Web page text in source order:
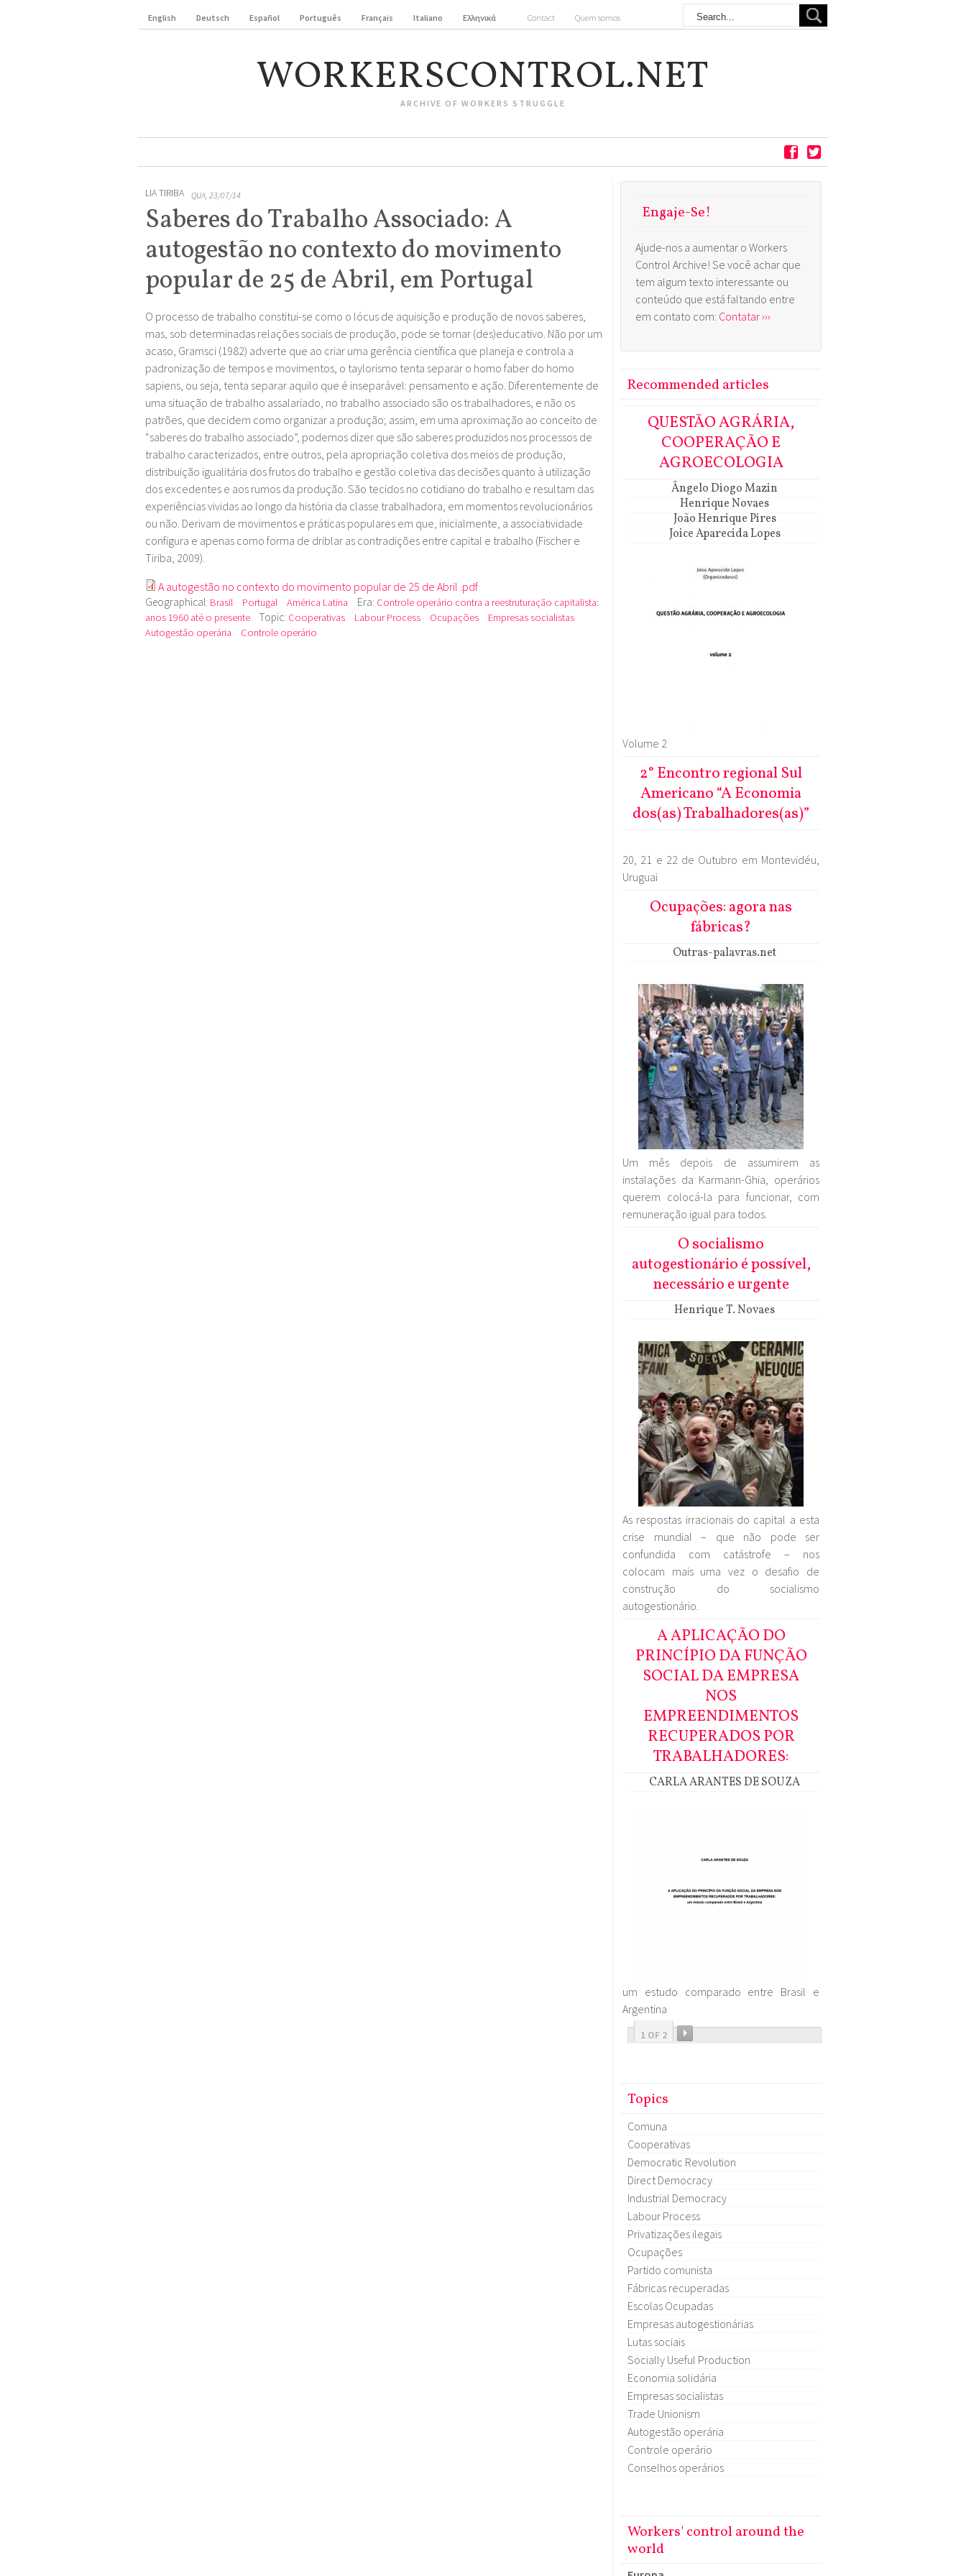
English Deutsch Español Português Français Italiano Ελληνικά Contact Quem somos
WORKERSCONTROL.NET
ARCHIVE OF WORKERS STRUGGLE
LIA TIRIBA QUA, 23/07/14
Saberes do Trabalho Associado: A
autogestão no contexto do movimento
popular de 25 de Abril, em Portugal
O processo de trabalho constitui-se como o lócus de aquisição e produção de novos saberes,
mas, sob determinadas relações sociais de produção, pode se tornar (des)educativo. Não por um
acaso, Gramsci (1982) adverte que ao criar uma gerência científica que planeja e controla a
padronização de tempos e movimentos, o taylorismo tenta separar o homo faber do homo
sapiens, ou seja, tenta separar aquilo que é inseparável: pensamento e ação. Diferentemente de
uma situação de trabalho assalariado, no trabalho associado são os trabalhadores, e não os
patrões, que decidem como organizar a produção; assim, em uma aproximação ao conceito de
“saberes do trabalho associado”, podemos dizer que são saberes produzidos nos processos de
trabalho caracterizados, entre outros, pela apropriação coletiva dos meios de produção,
distribuição igualitária dos frutos do trabalho e gestão coletiva das decisões quanto à utilização
dos excedentes e aos rumos da produção. São tecidos no cotidiano do trabalho e resultam das
experiências vividas ao longo da história da classe trabalhadora, em momentos revolucionários
ou não. Derivam de movimentos e práticas populares em que, inicialmente, a associatividade
configura e apenas como forma de driblar as contradições entre capital e trabalho (Fischer e
Tiriba, 2009).
A autogestão no contexto do movimento popular de 25 de Abril .pdf
Geographical: Brasil Portugal América Latina Era: Controle operário contra a reestruturação capitalista:
anos 1960 até o presente
Topic: Cooperativas Labour Process Ocupações
Empresas socialistas
Autogestão operária
Controle operário
Engaje-Se!
Ajude-nos a aumentar o Workers
Control Archive! Se você achar que
tem algum texto interessante ou
conteúdo que está faltando entre
em contato com: Contatar ›››
Recommended articles
QUESTÃO AGRÁRIA,
COOPERAÇÃO E
AGROECOLOGIA
Ângelo Diogo Mazin
Henrique Novaes
João Henrique Pires
Joice Aparecida Lopes
Volume 2
2° Encontro regional Sul
Americano “A Economia
dos(as) Trabalhadores(as)”
20, 21 e 22 de Outubro em Montevidéu,
Uruguai
Ocupações: agora nas
fábricas?
Outras-palavras.net
Um mês depois de assumirem as
instalações da Karmann-Ghia, operários
querem colocá-la para funcionar, com
remuneração igual para todos.
O socialismo
autogestionário é possível,
necessário e urgente
Henrique T. Novaes
As respostas irracionais do capital a esta
crise mundial – que não pode ser
confundida com catástrofe – nos
colocam mais uma vez o desafio de
construção do socialismo
autogestionário.
A APLICAÇÃO DO
PRINCÍPIO DA FUNÇÃO
SOCIAL DA EMPRESA
NOS
EMPREENDIMENTOS
RECUPERADOS POR
TRABALHADORES:
CARLA ARANTES DE SOUZA
um estudo comparado entre Brasil e
Argentina
1 OF 2
Topics
Comuna
Cooperativas
Democratic Revolution
Direct Democracy
Industrial Democracy
Labour Process
Privatizações ilegais
Ocupações
Partido comunista
Fábricas recuperadas
Escolas Ocupadas
Empresas autogestionárias
Lutas sociais
Socially Useful Production
Economia solidária
Empresas socialistas
Trade Unionism
Autogestão operária
Controle operário
Conselhos operários
Workers' control around the
world